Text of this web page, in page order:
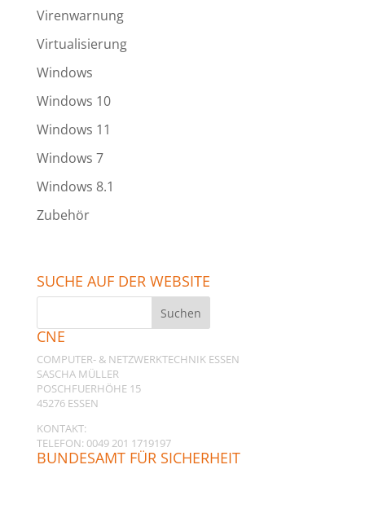
Virenwarnung
Virtualisierung
Windows
Windows 10
Windows 11
Windows 7
Windows 8.1
Zubehör
SUCHE AUF DER WEBSITE
CNE
COMPUTER- & NETZWERKTECHNIK ESSEN
SASCHA MÜLLER
POSCHFUERHÖHE 15
45276 ESSEN
KONTAKT:
TELEFON: 0049 201 1719197
BUNDESAMT FÜR SICHERHEIT